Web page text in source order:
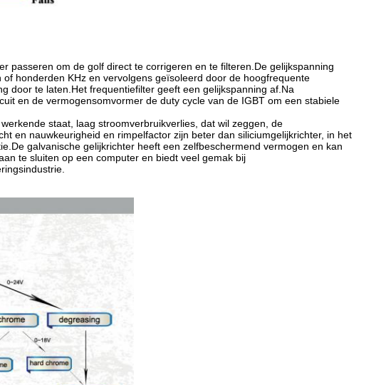
passeren om de golf direct te corrigeren en te filteren.De gelijkspanning
honderden KHz en vervolgens geïsoleerd door de hoogfrequente
door te laten.Het frequentiefilter geeft een gelijkspanning af.Na
en de vermogensomvormer de duty cycle van de IGBT om een ​​stabiele
staat, laag stroomverbruikverlies, dat wil zeggen, de
en nauwkeurigheid en rimpelfactor zijn beter dan siliciumgelijkrichter, in het
galvanische gelijkrichter heeft een zelfbeschermend vermogen en kan
te sluiten op een computer en biedt veel gemak bij